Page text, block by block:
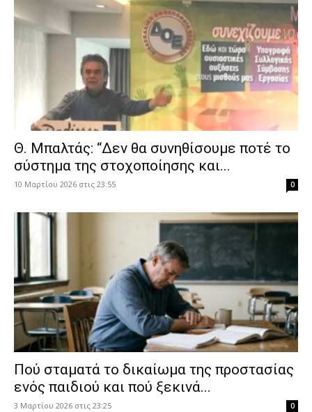
Θ. Μπαλτάς: “Δεν θα συνηθίσουμε ποτέ το
σύστημα της στοχοποίησης και...
10 Μαρτίου 2026 στις 23:55 0
Πού σταματά το δικαίωμα της προστασίας
ενός παιδιού και πού ξεκινά...
3 Μαρτίου 2026 στις 23:25 0